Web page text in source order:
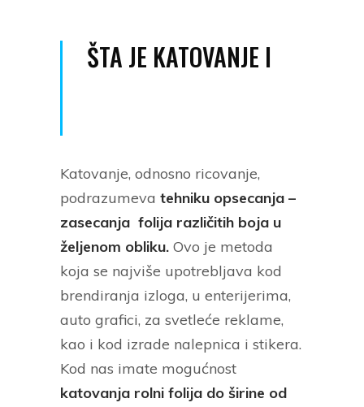
ŠTA JE KATOVANJE I
Katovanje, odnosno ricovanje,
podrazumeva tehniku opsecanja –
zasecanja folija različitih boja u
željenom obliku. Ovo je metoda
koja se najviše upotrebljava kod
brendiranja izloga, u enterijerima,
auto grafici, za svetleće reklame,
kao i kod izrade nalepnica i stikera.
Kod nas imate mogućnost
katovanja rolni folija do širine od